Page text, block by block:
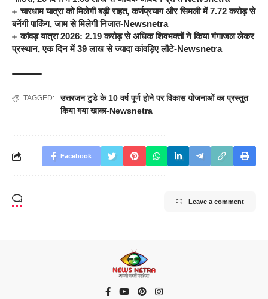
चारधाम यात्रा को मिलेगी बड़ी राहत, कर्णप्रयाग और सिमली में 7.72 करोड़ से
बनेंगी पार्किंग, जाम से मिलेगी निजात-Newsnetra
कांवड़ यात्रा 2026: 2.19 करोड़ से अधिक शिवभक्तों ने किया गंगाजल लेकर
प्रस्थान, एक दिन में 39 लाख से ज्यादा कांवड़िए लौटे-Newsnetra
TAGGED:
उत्तरजन टुडे के 10 वर्ष पूर्ण होने पर विकास योजनाओं का प्रस्तुत
किया गया खाका-Newsnetra
Facebook
Leave a comment